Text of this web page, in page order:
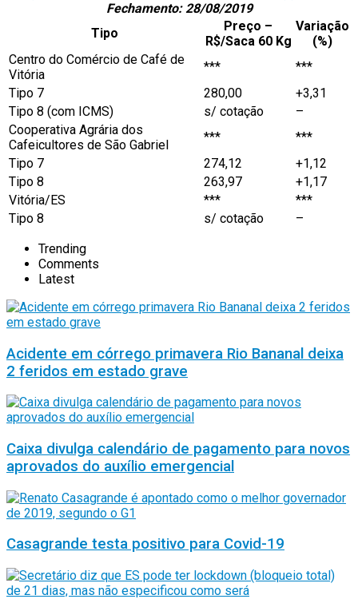
Fechamento: 28/08/2019
Tipo
Preço –
R$/Saca 60 Kg
Variação
(%)
Centro do Comércio de Café de
Vitória
***
***
Tipo 7
280,00
+3,31
Tipo 8 (com ICMS)
s/ cotação
–
Cooperativa Agrária dos
Cafeicultores de São Gabriel
***
***
Tipo 7
274,12
+1,12
Tipo 8
263,97
+1,17
Vitória/ES
***
***
Tipo 8
s/ cotação
–
Trending
Comments
Latest
Acidente em córrego primavera Rio Bananal deixa
2 feridos em estado grave
Caixa divulga calendário de pagamento para novos
aprovados do auxílio emergencial
Casagrande testa positivo para Covid-19